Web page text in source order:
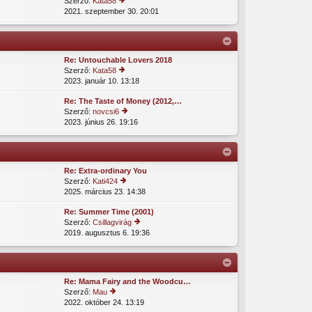
m
e
gt
e
é
s
e
tol
ó
o
z
z
á
z
ól
á
s
gt
e
ki
é
s
e
2021. szeptember 30. 20:01
Re: Untouchable Lovers 2018
Szerző: Kata58
tol
s
ó
h
o
z
z
z
ól
á
m
e
gt
e
é
e
2023. január 10. 13:18
Re: The Taste of Money (2012,…
Szerző: novcsi6
tol
ó
o
z
z
á
z
ól
á
s
gt
ki
2023. június 26. 19:16
Re: Extra-ordinary You
Szerző: Kati424
tol
s
ó
h
o
z
z
z
á
2025. március 23. 14:38
Re: Summer Time (2001)
Szerző: Csillagvirág
tol
ó
o
z
á
2019. augusztus 6. 19:36
Re: Mama Fairy and the Woodcu…
Szerző: Mau
tol
2022. október 24. 13:19